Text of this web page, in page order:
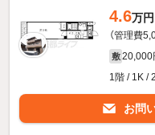
4.6万円
（管理費
敷 20,000
1階 / 1K /
お問